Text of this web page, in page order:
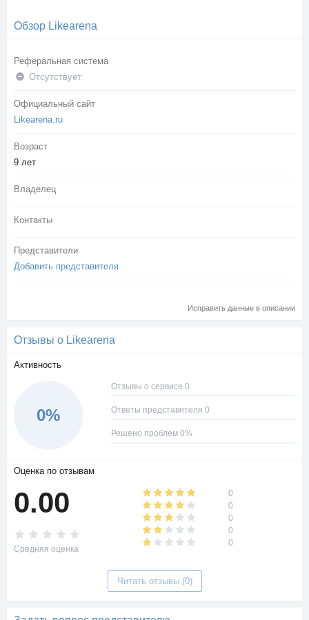
Обзор Likearena
Реферальная система
Отсутствует
Официальный сайт
Likearena.ru
Возраст
9 лет
Владелец
Контакты
Представители
Добавить представителя
Исправить данные в описании
Отзывы о Likearena
Активность
0%
Отзывы о сервисе 0
Ответы представителя 0
Решено проблем 0%
Оценка по отзывам
0.00
Средняя оценка
0
0
0
0
0
Читать отзывы (0)